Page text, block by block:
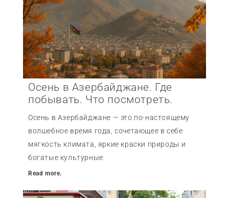
Осень в Азербайджане. Где
побывать. Что посмотреть.
Осень в Азербайджане — это по-настоящему
волшебное время года, сочетающее в себе
мягкость климата, яркие краски природы и
богатые культурные
Read more.